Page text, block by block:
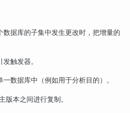
数据库的子集中发生更改时，把增量的
触发器。
数据库中（例如用于分析目的）。
版本之间进行复制。